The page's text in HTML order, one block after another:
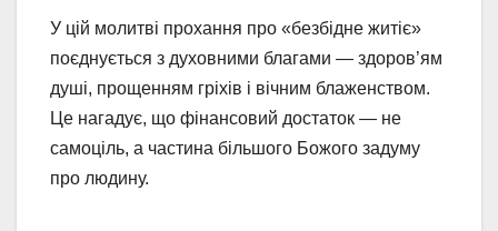
У цій молитві прохання про «безбідне житіє»
поєднується з духовними благами — здоров’ям
душі, прощенням гріхів і вічним блаженством.
Це нагадує, що фінансовий достаток — не
самоціль, а частина більшого Божого задуму
про людину.